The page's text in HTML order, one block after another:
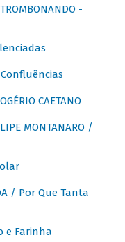
-
Confluências
CAETANO
MONTANARO /
/ Por Que Tanta
e Farinha